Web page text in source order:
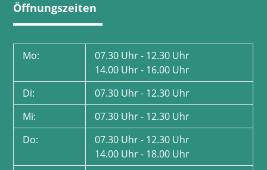
Öffnungszeiten
Mo:
07.30 Uhr - 12.30 Uhr
14.00 Uhr - 16.00 Uhr
Di:
07.30 Uhr - 12.30 Uhr
Mi:
07.30 Uhr - 12.30 Uhr
Do:
07.30 Uhr - 12.30 Uhr
14.00 Uhr - 18.00 Uhr